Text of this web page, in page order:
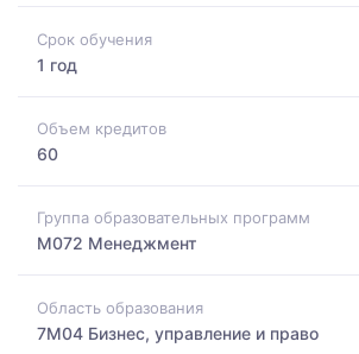
Срок обучения
1 год
Объем кредитов
60
Группа образовательных программ
M072 Менеджмент
Область образования
7M04 Бизнес, управление и право